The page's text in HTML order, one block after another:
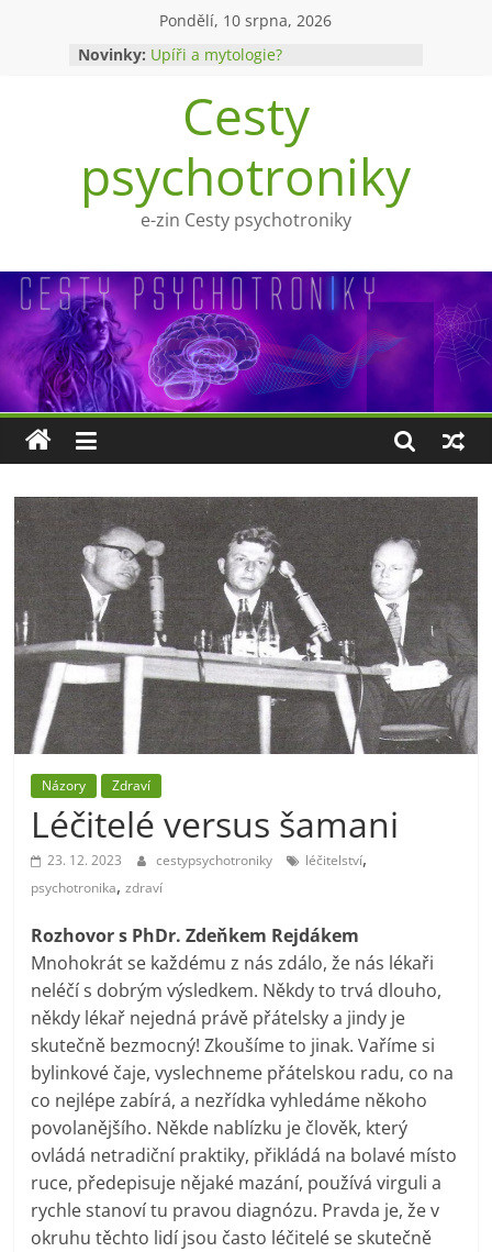
Pondělí, 10 srpna, 2026
Novinky: Upíři a mytologie?
Izotopy a parapsychologie
Za podstatou proutkaření se skrývá
tajemné pole ?
Kineziologie
Cesty
psychotroniky
e-zin Cesty psychotroniky
Názory Zdraví
Léčitelé versus šamani
23. 12. 2023 cestypsychotroniky léčitelství,
psychotronika,zdraví
Rozhovor s PhDr. Zdeňkem Rejdákem
Mnohokrát se každému z nás zdálo, že nás lékaři
neléčí s dobrým výsledkem. Někdy to trvá dlouho,
někdy lékař nejedná právě přátelsky a jindy je
skutečně bezmocný! Zkoušíme to jinak. Vaříme si
bylinkové čaje, vyslechneme přátelskou radu, co na
co nejlépe zabírá, a nezřídka vyhledáme někoho
povolanějšího. Někde nablízku je člověk, který
ovládá netradiční praktiky, přikládá na bolavé místo
ruce, předepisuje nějaké mazání, používá virguli a
rychle stanoví tu pravou diagnózu. Pravda je, že v
okruhu těchto lidí jsou často léčitelé se skutečně